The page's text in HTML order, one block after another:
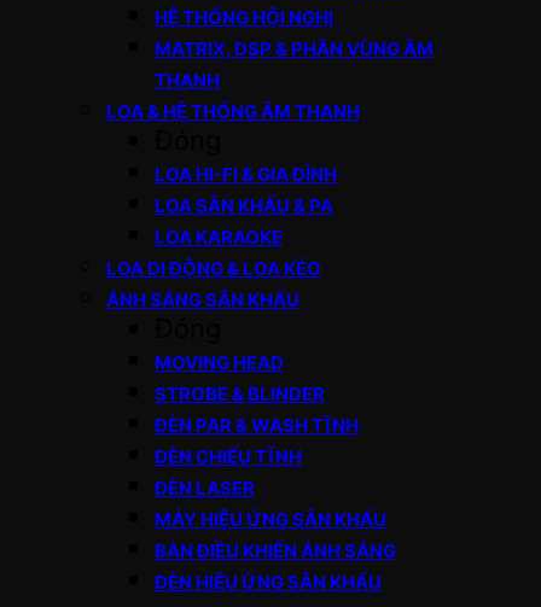
HỆ THỐNG HỘI NGHỊ
MATRIX, DSP & PHÂN VÙNG ÂM
THANH
LOA & HỆ THỐNG ÂM THANH
LOA HI-FI & GIA ĐÌNH
LOA SÂN KHẤU & PA
LOA KARAOKE
LOA DI ĐỘNG & LOA KÉO
ÁNH SÁNG SÂN KHẤU
MOVING HEAD
STROBE & BLINDER
ĐÈN PAR & WASH TĨNH
ĐÈN CHIẾU TĨNH
ĐÈN LASER
MÁY HIỆU ỨNG SÂN KHẤU
BÀN ĐIỀU KHIỂN ÁNH SÁNG
ĐÈN HIỆU ỨNG SÂN KHẤU